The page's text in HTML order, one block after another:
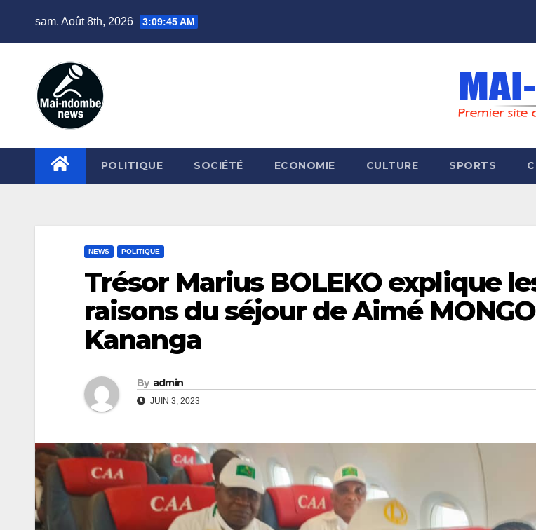
sam. Août 8th, 2026 3:09:46 AM
POLITIQUE SOCIÉTÉ ECONOMIE CULTURE SPORTS
NEWS POLITIQUE
Trésor Marius BOLEKO explique
raisons du séjour de Aimé
Kananga
By admin
JUIN 3, 2023